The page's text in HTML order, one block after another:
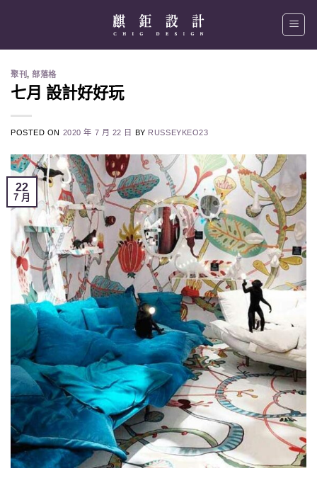
聚刊,部落格
七月 設計好好玩
POSTED ON 2020 年 7 月 22 日 BY RUSSEYKEO23
22
7 月